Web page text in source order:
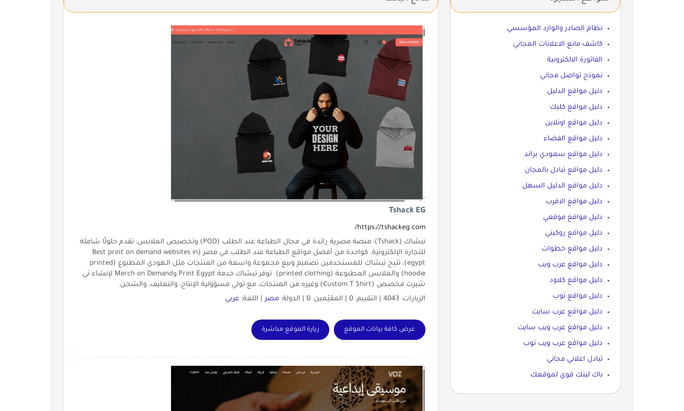
Tshack EG
https://tshackeg.com/
تيشاك (Tshack): منصة مصرية رائدة في مجال الطباعة عند الطلب (POD) وتخصيص الملابس، تقدم حلولًا شاملة
للتجارة الإلكترونية. كواحدة من أفضل مواقع الطباعة عند الطلب في مصر (Best print on demand websites in
egypt)، تتيح تيشاك للمستخدمين تصميم وبيع مجموعة واسعة من المنتجات مثل الـهودي المطبوع (printed
hoodie) والملابس المطبوعة (printed clothing). توفر تيشاك خدمة Print Egypt وMerch on Demand لإنشاء تي
شيرت مخصص (Custom T Shirt) وغيره من المنتجات، مع تولي مسؤولية الإنتاج، والتغليف، والشحن.
الزيارات: 4043 | التقييم: 0 | المقيّمين: 0 | الدولة:
مصر | اللغة: عربي
عرض كافة بيانات الموقع زيارة الموقع مباشرة
نظام الصادر والوارد المؤسسي
كاشف مانع الاعلانات المجاني
الفاتورة الالكترونية
نموذج تواصل مجاني
دليل مواقع الدليل
دليل مواقع كليك
دليل مواقع اونلاين
دليل مواقع الفضاء
دليل مواقع سعودي براند
دليل مواقع تبادل بالمجان
دليل مواقع الدليل السهل
دليل مواقع الاقرب
دليل مواقع موقعي
دليل مواقع روكيني
دليل مواقع خطوات
دليل مواقع عرب ويب
دليل مواقع كلاود
دليل مواقع توب
دليل مواقع عرب سايت
دليل مواقع عرب ويب سايت
دليل مواقع عرب ويب توب
تبادل اعلاني مجاني
باك لينك قوي لموقعك